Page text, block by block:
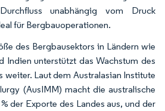
unabhängig vom Druck
für Bergbauoperationen.
des Bergbausektors in Ländern wie
Indien unterstützt das Wachstum des
weiter. Laut dem Australasian Institute
(AusIMM) macht die australische
der Exporte des Landes aus, und der